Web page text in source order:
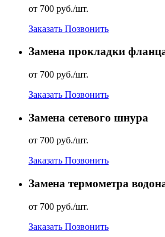
от 700 руб./шт.
Заказать Позвонить
Замена прокладки
от 700 руб./шт.
Заказать Позвонить
Замена сетевого шнура
от 700 руб./шт.
Заказать Позвонить
Замена термометра
от 700 руб./шт.
Заказать Позвонить